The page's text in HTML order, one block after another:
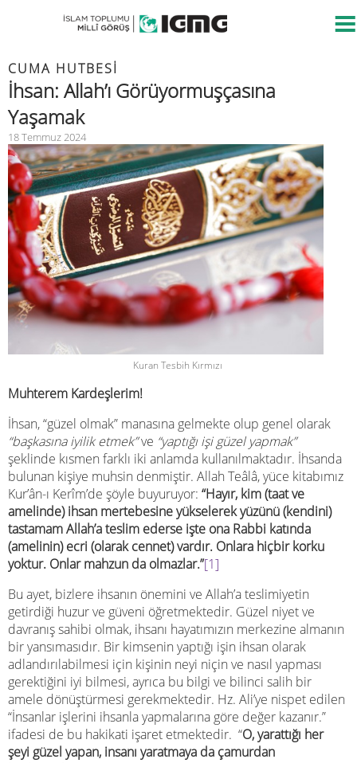
CUMA HUTBESİ
İhsan: Allah’ı Görüyormuşçasına
Yaşamak
18 Temmuz 2024
Kuran Tesbih Kırmızı
Muhterem Kardeşlerim!
İhsan, “güzel olmak” manasına gelmekte olup genel olarak
“başkasına iyilik etmek”ve “yaptığı işi güzel yapmak”
şeklinde kısmen farklı iki anlamda kullanılmaktadır. İhsanda
bulunan kişiye muhsin denmiştir. Allah Teâlâ, yüce kitabımız
Kur’ân-ı Kerîm’de şöyle buyuruyor: “Hayır, kim (taat ve
amelinde) ihsan mertebesine yükselerek yüzünü (kendini)
tastamam Allah’a teslim ederse işte ona Rabbi katında
(amelinin) ecri (olarak cennet) vardır. Onlara hiçbir korku
yoktur. Onlar mahzun da olmazlar.”[1]
Bu ayet, bizlere ihsanın önemini ve Allah’a teslimiyetin
getirdiği huzur ve güveni öğretmektedir. Güzel niyet ve
davranış sahibi olmak, ihsanı hayatımızın merkezine almanın
bir yansımasıdır. Bir kimsenin yaptığı işin ihsan olarak
adlandırılabilmesi için kişinin neyi niçin ve nasıl yapması
gerektiğini iyi bilmesi, ayrıca bu bilgi ve bilinci salih bir
amele dönüştürmesi gerekmektedir. Hz. Ali’ye nispet edilen
“İnsanlar işlerini ihsanla yapmalarına göre değer kazanır.”
ifadesi de bu hakikati işaret etmektedir. “O, yarattığı her
şeyi güzel yapan, insanı yaratmaya da çamurdan